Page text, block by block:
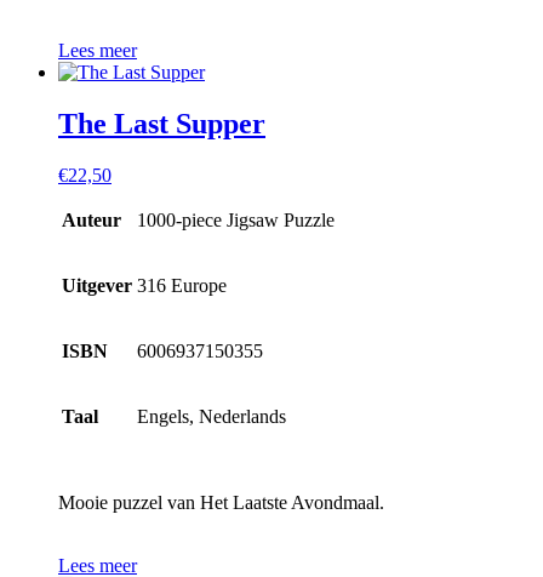
Lees meer
The Last Supper
€22,50
Auteur 1000-piece Jigsaw Puzzle
Uitgever 316 Europe
ISBN 6006937150355
Taal Engels, Nederlands
Mooie puzzel van Het Laatste Avondmaal.
Lees meer